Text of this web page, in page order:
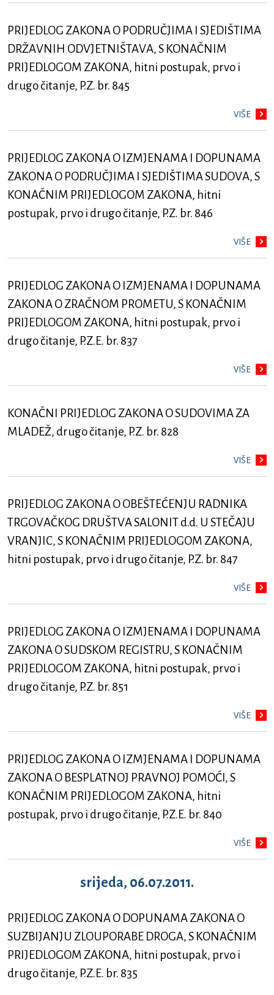
PRIJEDLOG ZAKONA O PODRUČJIMA I SJEDIŠTIMA
DRŽAVNIH ODVJETNIŠTAVA, S KONAČNIM
PRIJEDLOGOM ZAKONA, hitni postupak, prvo i
drugo čitanje, P.Z. br. 845
VIŠE
PRIJEDLOG ZAKONA O IZMJENAMA I DOPUNAMA
ZAKONA O PODRUČJIMA I SJEDIŠTIMA SUDOVA, S
KONAČNIM PRIJEDLOGOM ZAKONA, hitni
postupak, prvo i drugo čitanje, P.Z. br. 846
VIŠE
PRIJEDLOG ZAKONA O IZMJENAMA I DOPUNAMA
ZAKONA O ZRAČNOM PROMETU, S KONAČNIM
PRIJEDLOGOM ZAKONA, hitni postupak, prvo i
drugo čitanje, P.Z.E. br. 837
VIŠE
KONAČNI PRIJEDLOG ZAKONA O SUDOVIMA ZA
MLADEŽ, drugo čitanje, P.Z. br. 828
VIŠE
PRIJEDLOG ZAKONA O OBEŠTEĆENJU RADNIKA
TRGOVAČKOG DRUŠTVA SALONIT d.d. U STEČAJU
VRANJIC, S KONAČNIM PRIJEDLOGOM ZAKONA,
hitni postupak, prvo i drugo čitanje, P.Z. br. 847
VIŠE
PRIJEDLOG ZAKONA O IZMJENAMA I DOPUNAMA
ZAKONA O SUDSKOM REGISTRU, S KONAČNIM
PRIJEDLOGOM ZAKONA, hitni postupak, prvo i
drugo čitanje, P.Z. br. 851
VIŠE
PRIJEDLOG ZAKONA O IZMJENAMA I DOPUNAMA
ZAKONA O BESPLATNOJ PRAVNOJ POMOĆI, S
KONAČNIM PRIJEDLOGOM ZAKONA, hitni
postupak, prvo i drugo čitanje, P.Z.E. br. 840
VIŠE
srijeda, 06.07.2011.
PRIJEDLOG ZAKONA O DOPUNAMA ZAKONA O
SUZBIJANJU ZLOUPORABE DROGA, S KONAČNIM
PRIJEDLOGOM ZAKONA, hitni postupak, prvo i
drugo čitanje, P.Z.E. br. 835